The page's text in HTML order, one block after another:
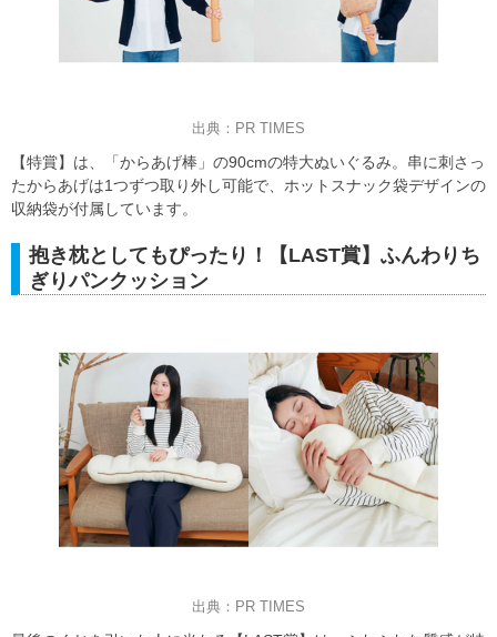
出典：PR TIMES
【特賞】は、「からあげ棒」の90cmの特大ぬいぐるみ。串に刺さっ
たからあげは1つずつ取り外し可能で、ホットスナック袋デザインの
収納袋が付属しています。
抱き枕としてもぴったり！【LAST賞】ふんわりち
ぎりパンクッション
出典：PR TIMES